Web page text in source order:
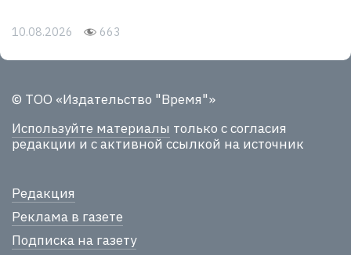
10.08.2026 663
© ТОО «Издательство "Время"»
Используйте материалы только с согласия
редакции и с активной ссылкой на источник
Редакция
Реклама в газете
Подписка на газету